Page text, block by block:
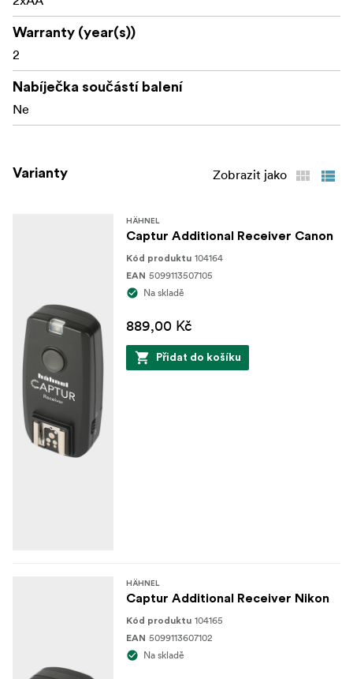
Warranty (year(s))
2
Nabíječka součástí balení
Ne
Varianty Zobrazit jako
HÄHNEL
Captur Additional Receiver Canon
Kód produktu 104164
EAN 5099113507105
Na skladě
889,00 Kč
Přidat do košíku
HÄHNEL
Captur Additional Receiver Nikon
Kód produktu 104165
EAN 5099113607102
Na skladě